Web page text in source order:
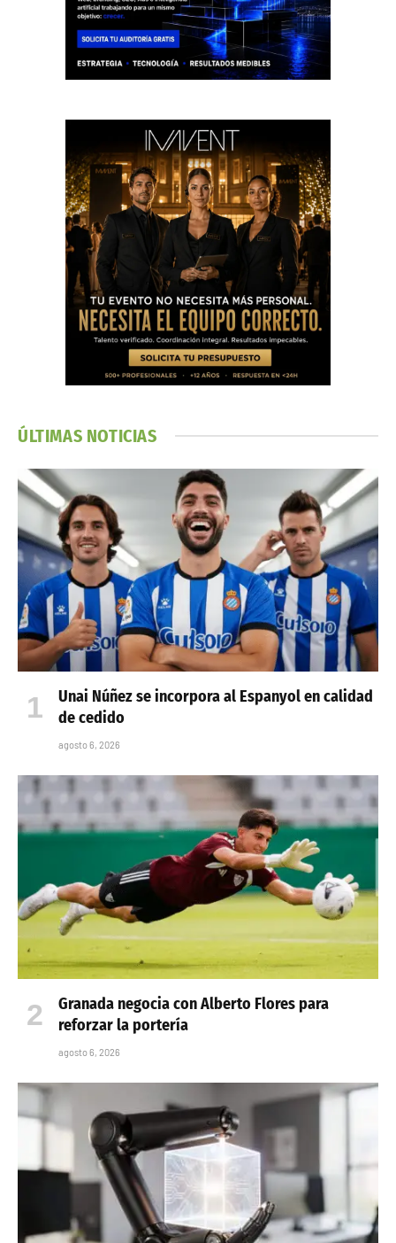
ÚLTIMAS NOTICIAS
Unai Núñez se incorpora al Espanyol en calidad
de cedido
agosto 6, 2026
Granada negocia con Alberto Flores para
reforzar la portería
agosto 6, 2026